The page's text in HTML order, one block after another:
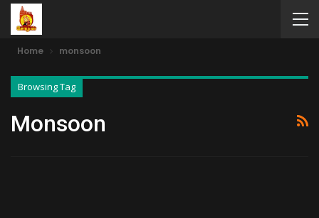
Home monsoon
Browsing Tag
Monsoon